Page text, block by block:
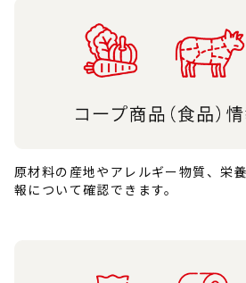
原材料の産地やアレルギー物質、栄
報について確認できます。